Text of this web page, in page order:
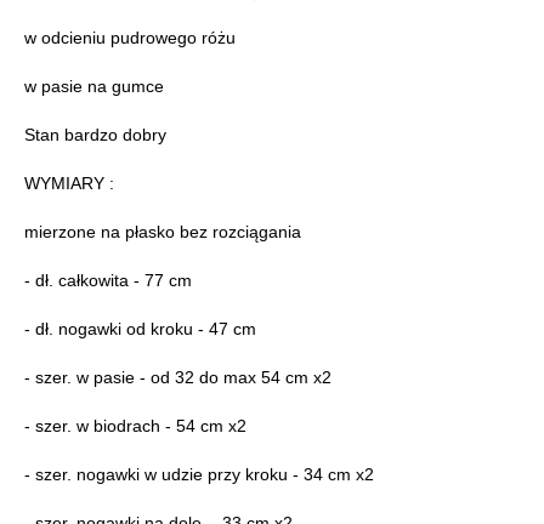
w odcieniu pudrowego różu
w pasie na gumce
Stan bardzo dobry
WYMIARY :
mierzone na płasko bez rozciągania
- dł. całkowita - 77 cm
- dł. nogawki od kroku - 47 cm
- szer. w pasie - od 32 do max 54 cm x2
- szer. w biodrach - 54 cm x2
- szer. nogawki w udzie przy kroku - 34 cm x2